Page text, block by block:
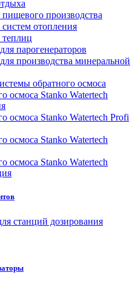
производства
отопления
парогенераторов
производства минеральной
обратного осмоса
осмоса Stanko Watertech
осмоса Stanko Watertech Profi
осмоса Stanko Watertech
осмоса Stanko Watertech
станций дозирования